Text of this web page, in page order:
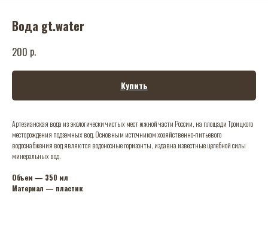
Вода gt.water
200 р.
Купить
Артезианская вода из экологически чистых мест южной части России, на площади Троицкого
месторождения подземных вод. Основным источником хозяйственно-питьевого
водоснабжения вод являются водоносные горизонты, издавна известные целебной силы
минеральных вод.
Объем — 350 мл
Материал — пластик